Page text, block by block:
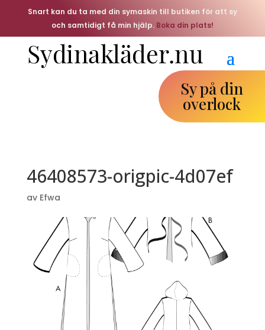
Snart kan du ta med din symaskin till butiken för att sy
och samtidigt få min hjälp. Boka din plats!
Sy på din
overlock
46408573-origpic-4d07ef
av Efwa